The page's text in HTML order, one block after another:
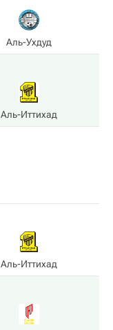
Аль-Ухдуд
Аль-Иттихад
Аль-Иттихад